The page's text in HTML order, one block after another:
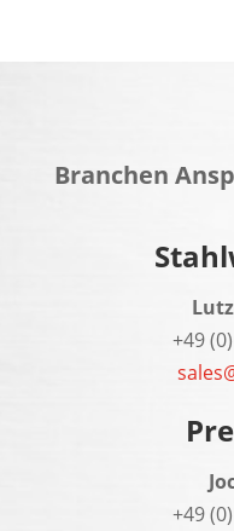
Branchen
+49
+49